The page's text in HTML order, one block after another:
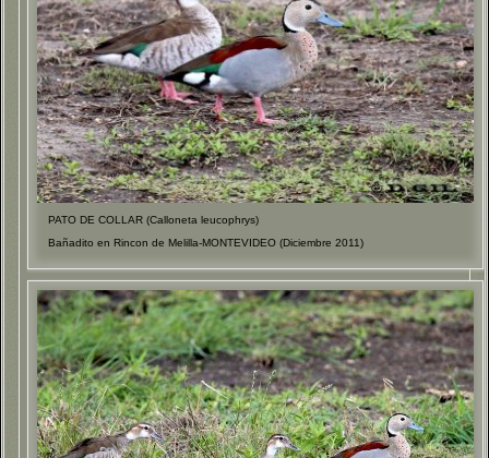
PATO DE COLLAR (Calloneta leucophrys)
Bañadito en Rincon de Melilla-MONTEVIDEO (Diciembre 2011)